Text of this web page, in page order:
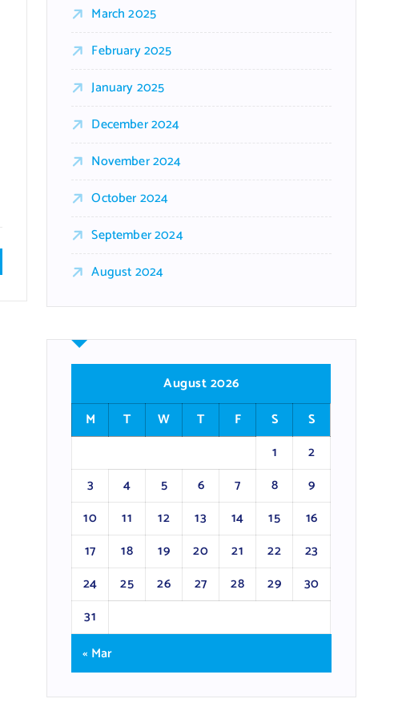
March 2025
February 2025
January 2025
December 2024
November 2024
October 2024
September 2024
August 2024
August 2026
M
T W T F S
S
1
2
3
4 5 6 7 8
9
10
11 12 13 14 15
16
17
18 19 20 21 22
23
24
25 26 27 28 29
30
31
« Mar